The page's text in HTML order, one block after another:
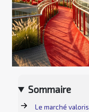
Sommaire
Le marché